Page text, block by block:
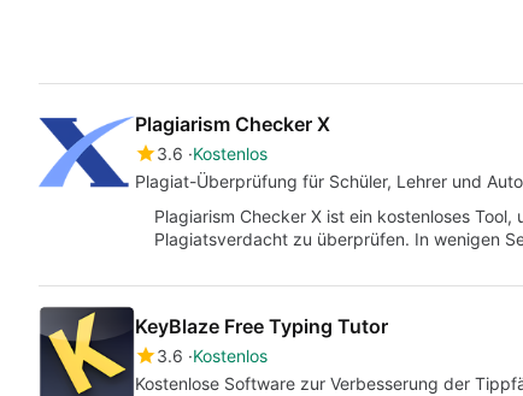
Plagiarism Checker X
3.6 Kostenlos
Plagiat-Überprüfung für Schüler, Lehrer und
Plagiarism Checker X ist ein kostenloses
Plagiatsverdacht zu überprüfen. In wenigen
KeyBlaze Free Typing Tutor
3.6 Kostenlos
Kostenlose Software zur Verbesserung der